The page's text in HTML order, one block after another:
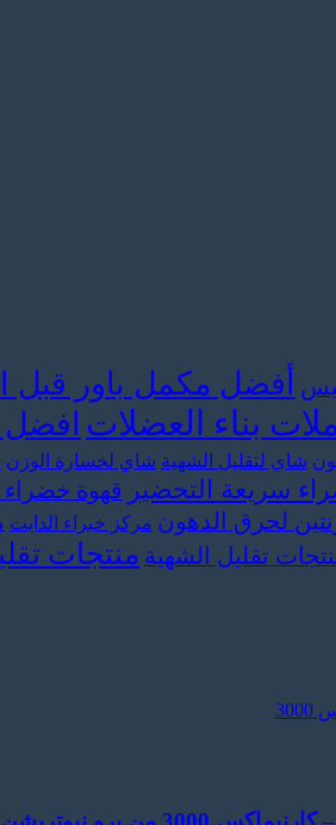
أفضل مكمل باور قبل
بناء العضلات افضل
شاي لتقليل الشهية شاي لخسارة الوزن
سريعة التحضير قهوة خضراء
لحرق الدهون مركز خبراء الدايت
تقليل الشهية منتجات